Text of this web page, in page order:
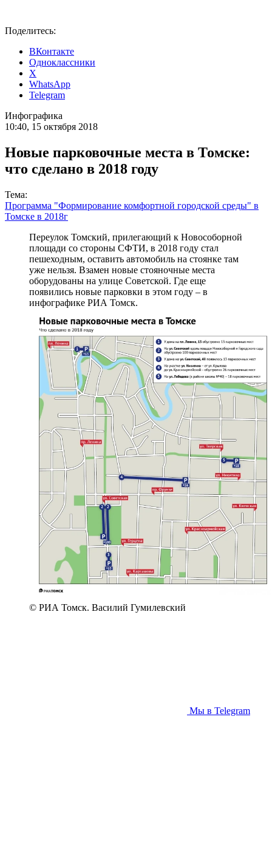
Поделитесь:
ВКонтакте
Одноклассники
X
WhatsApp
Telegram
Инфографика
10:40, 15 октября 2018
Новые парковочные места в Томске:
что сделано в 2018 году
Тема:
Программа "Формирование комфортной городской среды" в
Томске в 2018г
Переулок Томский, прилегающий к Новособорной
площади со стороны СФТИ, в 2018 году стал
пешеходным, оставить автомобиль на стоянке там
уже нельзя. Взамен новые стояночные места
оборудованы на улице Советской. Где еще
появились новые парковки в этом году – в
инфографике РИА Томск.
© РИА Томск. Василий Гумилевский
Мы в Telegram